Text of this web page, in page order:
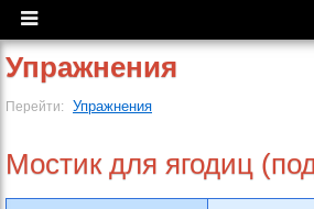
Упражнения
Перейти: Упражнения
Мостик для ягодиц